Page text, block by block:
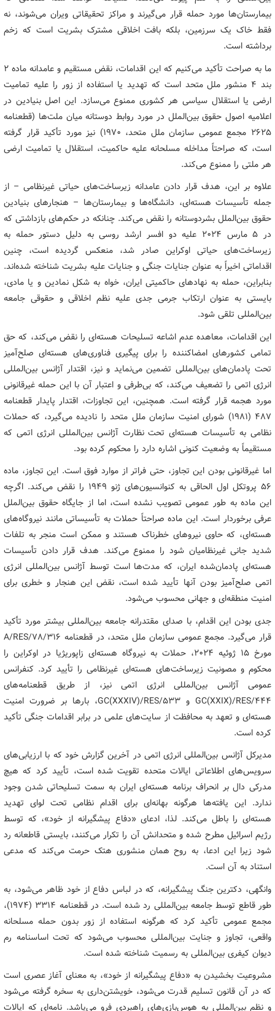
بیمارستان‌ها مورد حمله قرار می‌گیرند و مراکز تحقیقاتی ویران می‌شوند، نه
فقط خاک یک سرزمین، بلکه بافت اخلاقی مشترک بشریت است که زخم
برداشته است.
ما به صراحت تأکید می‌کنیم که این اقدامات، نقض مستقیم و عامدانه ماده 2
بند 4 منشور ملل متحد است که تهدید یا استفاده از زور را علیه تمامیت
ارضی یا استقلال سیاسی هر کشوری ممنوع می‌سازد. این اصل بنیادین در
اعلامیه اصول حقوق بین‌الملل در مورد روابط دوستانه میان ملت‌ها (قطعنامه
2625 مجمع عمومی سازمان ملل متحد، 1970) نیز مورد تأکید قرار گرفته
است، که صراحتاً مداخله مسلحانه علیه حاکمیت، استقلال یا تمامیت ارضی
هر ملتی را ممنوع می‌کند.
علاوه بر این، هدف قرار دادن عامدانه زیرساخت‌های حیاتی غیرنظامی – از
جمله تأسیسات هسته‌ای، دانشگاه‌ها و بیمارستان‌ها – هنجارهای بنیادین
حقوق بین‌الملل بشردوستانه را نقض می‌کند. چنانکه در حکم‌های بازداشتی که
در 5 مارس 2024 علیه دو افسر ارشد روسی به دلیل دستور حمله به
زیرساخت‌های حیاتی اوکراین صادر شد، منعکس گردیده است، چنین
اقداماتی اخیراً به عنوان جنایات جنگی و جنایات علیه بشریت شناخته شده‌اند.
بنابراین، حمله به نهادهای حاکمیتی ایران، خواه به شکل نمادین و یا مادی،
بایستی به عنوان ارتکاب جرمی جدی علیه نظم اخلاقی و حقوقی جامعه
بین‌المللی تلقی شود.
این اقدامات، معاهده عدم اشاعه تسلیحات هسته‌ای را نقض می‌کند، که حق
تمامی کشورهای امضاکننده را برای پیگیری فناوری‌های هسته‌ای صلح‌آمیز
تحت پادمان‌های بین‌المللی تضمین می‌نماید و نیز، اقتدار آژانس بین‌المللی
انرژی اتمی را تضعیف می‌کند، که بی‌طرفی و اعتبار آن با این حمله غیرقانونی
مورد هجمه قرار گرفته است. همچنین، این تجاوزات، اقتدار پایدار قطعنامه
487 (1981) شورای امنیت سازمان ملل متحد را نادیده می‌گیرد، که حملات
نظامی به تأسیسات هسته‌ای تحت نظارت آژانس بین‌المللی انرژی اتمی که
مستقیماً به وضعیت کنونی اشاره دارد را محکوم کرده بود.
اما غیرقانونی بودن این تجاوز، حتی فراتر از موارد فوق است. این تجاوز، ماده
56 پروتکل اول الحاقی به کنوانسیون‌های ژنو 1949 را نقض می‌کند. اگرچه
این ماده به طور عمومی تصویب نشده است، اما از جایگاه حقوق بین‌الملل
عرفی برخوردار است. این ماده صراحتاً حملات به تأسیساتی مانند نیروگاه‌های
هسته‌ای، که حاوی نیروهای خطرناک هستند و ممکن است منجر به تلفات
شدید جانی غیرنظامیان شود را ممنوع می‌کند. هدف قرار دادن تأسیسات
هسته‌ای پادمان‌شده ایران، که مدت‌ها است توسط آژانس بین‌المللی انرژی
اتمی صلح‌آمیز بودن آنها تأیید شده است، نقض این هنجار و خطری برای
امنیت منطقه‌ای و جهانی محسوب می‌شود.
جدی بودن این اقدام، با صدای مقتدرانه جامعه بین‌المللی بیشتر مورد تأکید
قرار می‌گیرد. مجمع عمومی سازمان ملل متحد، در قطعنامه A/RES/78/316
مورخ 15 ژوئیه 2024، حملات به نیروگاه هسته‌ای زاپوریژیا در اوکراین را
محکوم و مصونیت زیرساخت‌های هسته‌ای غیرنظامی را تأیید کرد. کنفرانس
عمومی آژانس بین‌المللی انرژی اتمی نیز، از طریق قطعنامه‌های
GC(XXIX)/RES/444 و GC(XXXIV)/RES/533، بارها بر ضرورت امنیت
هسته‌ای و تعهد به محافظت از سایت‌های علمی در برابر اقدامات جنگی تأکید
کرده است.
مدیرکل آژانس بین‌المللی انرژی اتمی در آخرین گزارش خود که با ارزیابی‌های
سرویس‌های اطلاعاتی ایالات متحده تقویت شده است، تأیید کرد که هیچ
مدرکی دال بر انحراف برنامه هسته‌ای ایران به سمت تسلیحاتی شدن وجود
ندارد. این یافته‌ها هرگونه بهانه‌ای برای اقدام نظامی تحت لوای تهدید
هسته‌ای را باطل می‌کند. لذا، ادعای «دفاع پیشگیرانه از خود»، که توسط
رژیم اسرائیل مطرح شده و متحدانش آن را تکرار می‌کنند، بایستی قاطعانه رد
شود زیرا این ادعا، به روح همان منشوری هتک حرمت می‌کند که مدعی
استناد به آن است.
وانگهی، دکترین جنگ پیشگیرانه، که در لباس دفاع از خود ظاهر می‌شود، به
طور قاطع توسط جامعه بین‌المللی رد شده است. در قطعنامه 3314 (1974)،
مجمع عمومی تأکید کرد که هرگونه استفاده از زور بدون حمله مسلحانه
واقعی، تجاوز و جنایت بین‌المللی محسوب می‌شود که تحت اساسنامه رم
دیوان کیفری بین‌المللی به رسمیت شناخته شده است.
مشروعیت بخشیدن به «دفاع پیشگیرانه از خود»، به معنای آغاز عصری است
که در آن قانون تسلیم قدرت می‌شود، خویشتن‌داری به سخره گرفته می‌شود
و نظم بین‌المللی به هوس‌‎بازی‌های راهبردی فرو می‌پاشد. نامه‌ای که ایالات